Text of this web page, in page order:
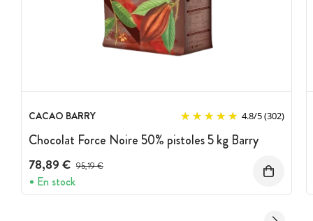
CACAO BARRY 4.8/5(302)
Chocolat Force Noire 50% pistoles 5 kg Barry
78,89 € Prix avant réduction :
95,19 €
En stock